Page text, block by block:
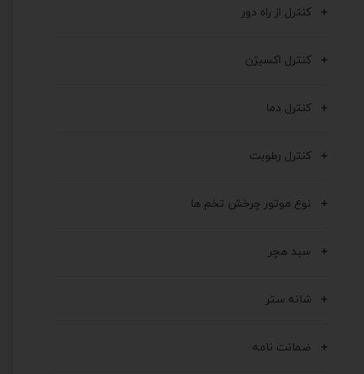
کنترل از راه دور
کنترل اکسیژن
کنترل دما
کنترل رطوبت
نوع موتور چرخش تخم ها
سبد هچر
شانه ستر
ضمانت نامه